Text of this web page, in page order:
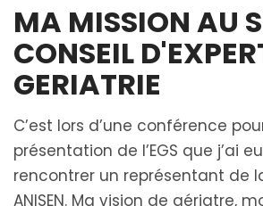
MA MISSION AU
CONSEIL
GERIATRIE
C’est lors d’une conférence
présentation de l’EGS que j’ai
rencontrer un représentant de
ANISEN. Ma vision de gériatre,